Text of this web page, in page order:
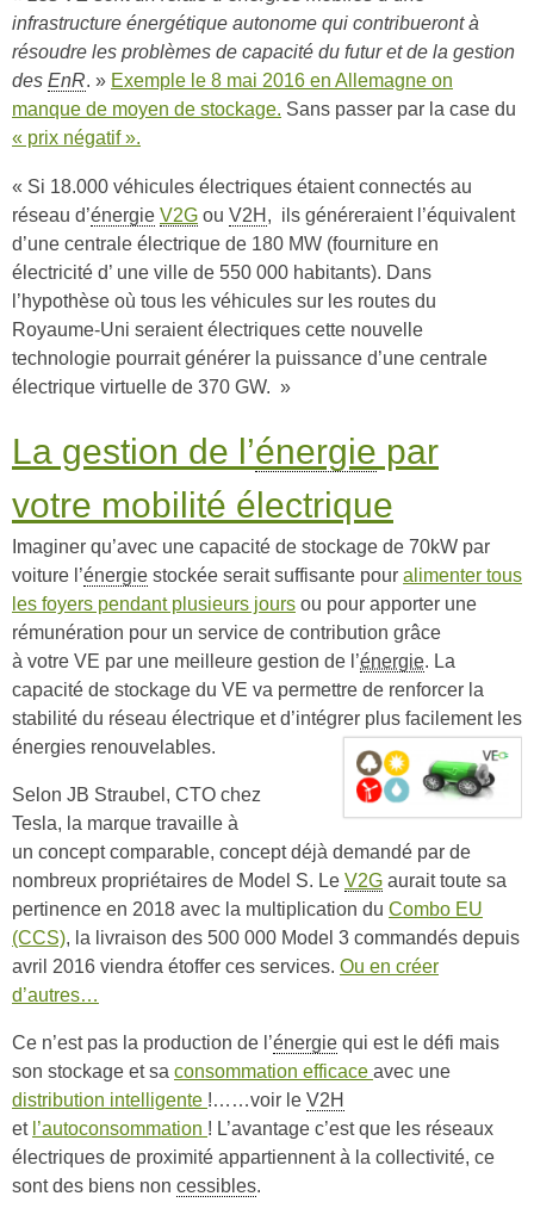
infrastructure énergétique autonome qui contribueront à
résoudre les problèmes de capacité du futur et de la gestion
des EnR. » Exemple le 8 mai 2016 en Allemagne on
manque de moyen de stockage. Sans passer par la case du
« prix négatif ».
« Si 18.000 véhicules électriques étaient connectés au
réseau d’énergie V2G ou V2H , ils généreraient l’équivalent
d’une centrale électrique de 180 MW (fourniture en
électricité d’ une ville de 550 000 habitants). Dans
l’hypothèse où tous les véhicules sur les routes du
Royaume-Uni seraient électriques cette nouvelle
technologie pourrait générer la puissance d’une centrale
électrique virtuelle de 370 GW. »
La gestion de l’énergie par
votre mobilité électrique
Imaginer qu’avec une capacité de stockage de 70kW par
voiture l’énergie stockée serait suffisante pour alimenter tous
les foyers pendant plusieurs jours ou pour apporter une
rémunération pour un service de contribution grâce
à votre VE par une meilleure gestion de l’énergie . La
capacité de stockage du VE va permettre de renforcer la
stabilité du réseau électrique et d’intégrer plus facilement les
énergies renouvelables.
Selon JB Straubel, CTO chez
Tesla, la marque travaille à
un concept comparable, concept déjà demandé par de
nombreux propriétaires de Model S. Le V2G aurait toute sa
pertinence en 2018 avec la multiplication du Combo EU
(CCS), la livraison des 500 000 Model 3 commandés depuis
avril 2016 viendra étoffer ces services. Ou en créer
d’autres…
Ce n’est pas la production de l’énergie qui est le défi mais
son stockage et sa consommation efficace avec une
distribution intelligente !……voir le V2H
et l’autoconsommation ! L’avantage c’est que les réseaux
électriques de proximité appartiennent à la collectivité, ce
sont des biens non cessibles.